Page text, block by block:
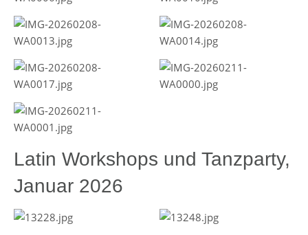
Latin Workshops und Tanzparty,
Januar 2026